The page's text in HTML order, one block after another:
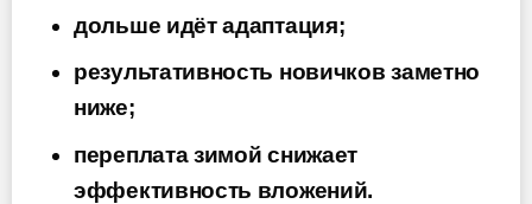
дольше идёт адаптация;
результативность новичков заметно
ниже;
переплата зимой снижает
эффективность вложений.